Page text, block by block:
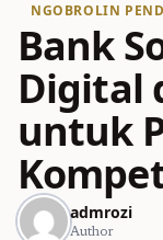
NGOBROLIN
Bank
Digital
untuk
admrozi
Author